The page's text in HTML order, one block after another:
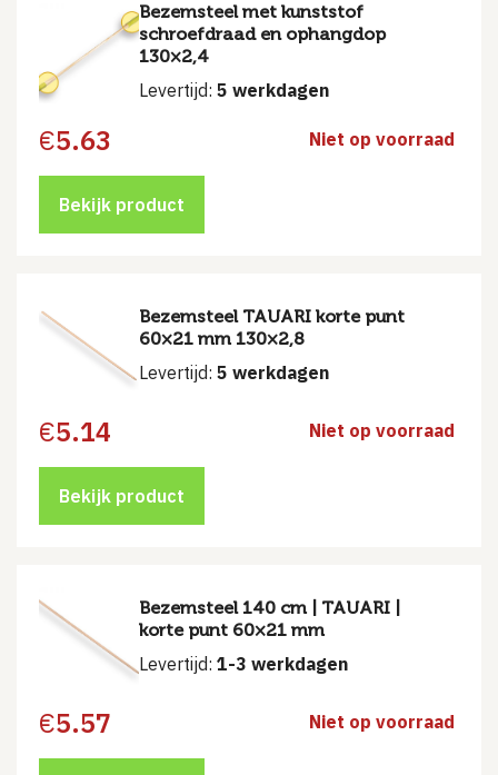
Bezemsteel met kunststof
schroefdraad en ophangdop
130×2,4
Levertijd: 5 werkdagen
€5.63 Niet op voorraad
Bekijk product
Bezemsteel TAUARI korte punt
60×21 mm 130×2,8
Levertijd: 5 werkdagen
€5.14 Niet op voorraad
Bekijk product
Bezemsteel 140 cm | TAUARI |
korte punt 60×21 mm
Levertijd: 1-3 werkdagen
€5.57 Niet op voorraad